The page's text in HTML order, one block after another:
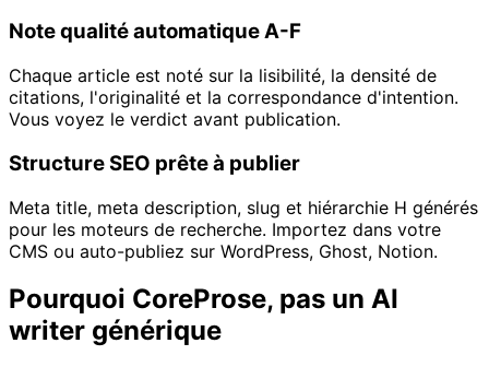
Note qualité automatique A-F
Chaque article est noté sur la lisibilité, la densité de
citations, l'originalité et la correspondance d'intention.
Vous voyez le verdict avant publication.
Structure SEO prête à publier
Meta title, meta description, slug et hiérarchie H générés
pour les moteurs de recherche. Importez dans votre
CMS ou auto-publiez sur WordPress, Ghost, Notion.
Pourquoi CoreProse, pas un AI
writer générique